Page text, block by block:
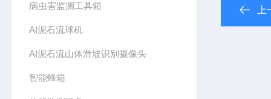
病虫害监测工具箱
AI泥石流球机
AI泥石流山体滑坡识别摄像头
智能蜂箱